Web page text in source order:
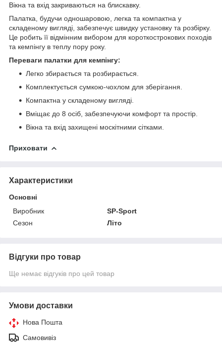
Вікна та вхід закриваються на блискавку.
Палатка, будучи одношаровою, легка та компактна у
складеному вигляді, забезпечує швидку установку та розбірку.
Це робить її відмінним вибором для короткострокових походів
та кемпінгу в теплу пору року.
Переваги палатки для кемпінгу:
Легко збирається та розбирається.
Комплектується сумкою-чохлом для зберігання.
Компактна у складеному вигляді.
Вміщає до 8 осіб, забезпечуючи комфорт та простір.
Вікна та вхід захищені москітними сітками.
Приховати
Характеристики
Основні
Виробник
SP-Sport
Сезон
Літо
Відгуки про товар
Ще немає відгуків про цей товар
Умови доставки
Нова Пошта
Самовивіз